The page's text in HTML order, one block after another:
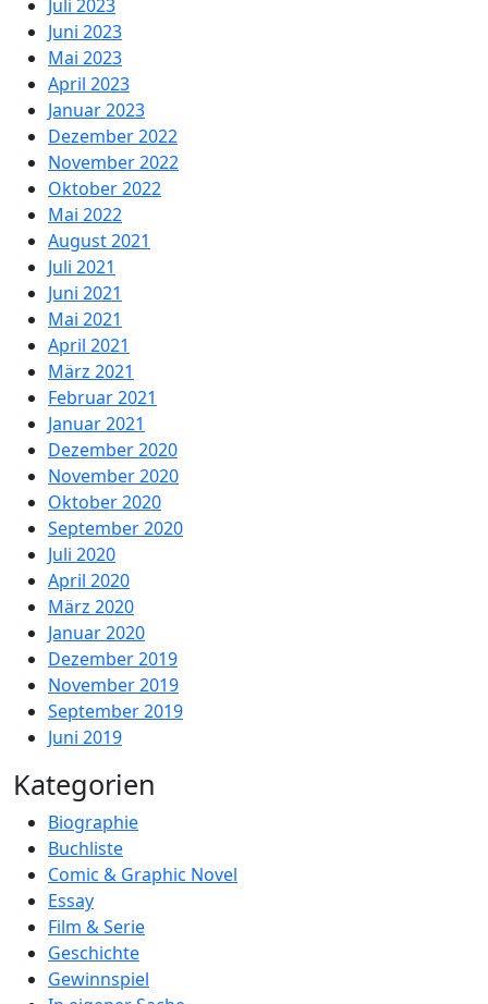
Juli 2023
Juni 2023
Mai 2023
April 2023
Januar 2023
Dezember 2022
November 2022
Oktober 2022
Mai 2022
August 2021
Juli 2021
Juni 2021
Mai 2021
April 2021
März 2021
Februar 2021
Januar 2021
Dezember 2020
November 2020
Oktober 2020
September 2020
Juli 2020
April 2020
März 2020
Januar 2020
Dezember 2019
November 2019
September 2019
Juni 2019
Kategorien
Biographie
Buchliste
Comic & Graphic Novel
Essay
Film & Serie
Geschichte
Gewinnspiel